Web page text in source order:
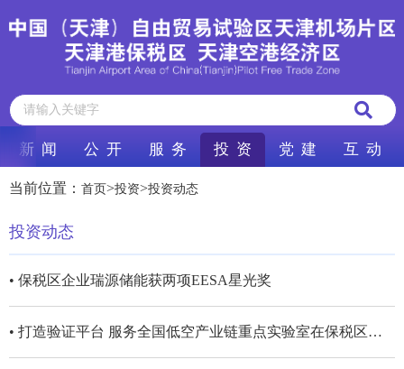
新 闻 公 开 服 务 投 资 党 建 互 动
当前位置： 首页>投资>投资动态
投资动态
• 保税区企业瑞源储能获两项EESA星光奖
• 打造验证平台 服务全国低空产业链重点实验室在保税区成立